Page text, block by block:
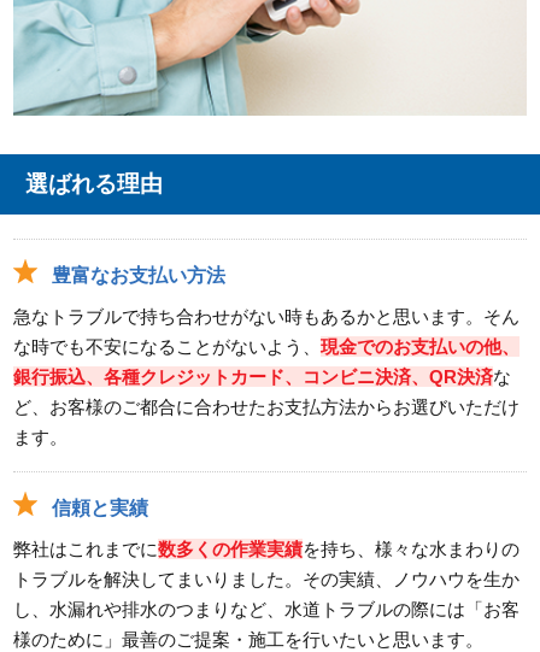
選ばれる理由
豊富なお支払い方法
急なトラブルで持ち合わせがない時もあるかと思います。そん
な時でも不安になることがないよう、現金でのお支払いの他、
銀行振込、各種クレジットカード、コンビニ決済、QR決済な
ど、お客様のご都合に合わせたお支払方法からお選びいただけ
ます。
信頼と実績
弊社はこれまでに数多くの作業実績を持ち、様々な水まわりの
トラブルを解決してまいりました。その実績、ノウハウを生か
し、水漏れや排水のつまりなど、水道トラブルの際には「お客
様のために」最善のご提案・施工を行いたいと思います。